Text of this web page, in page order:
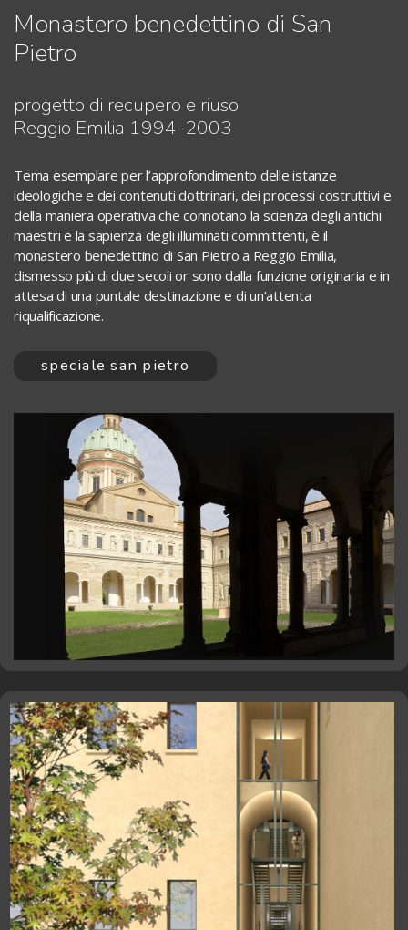
Monastero benedettino di San
Pietro
progetto di recupero e riuso
Reggio Emilia 1994-2003
Tema esemplare per l’approfondimento delle istanze
ideologiche e dei contenuti dottrinari, dei processi costruttivi e
della maniera operativa che connotano la scienza degli antichi
maestri e la sapienza degli illuminati committenti, è il
monastero benedettino di San Pietro a Reggio Emilia,
dismesso più di due secoli or sono dalla funzione originaria e in
attesa di una puntale destinazione e di un’attenta
riqualificazione.
speciale san pietro